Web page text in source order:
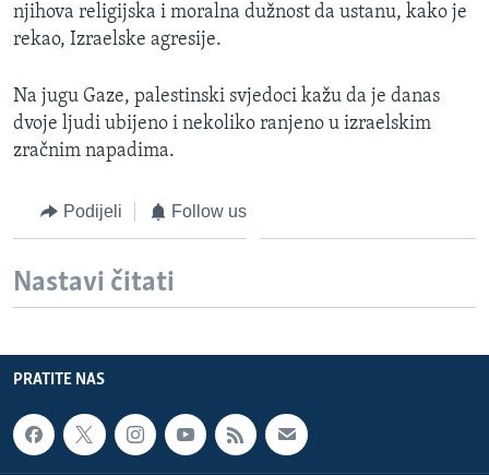
njihova religijska i moralna dužnost da ustanu, kako je
rekao, Izraelske agresije.
Na jugu Gaze, palestinski svjedoci kažu da je danas
dvoje ljudi ubijeno i nekoliko ranjeno u izraelskim
zračnim napadima.
Podijeli Follow us
Nastavi čitati
PRATITE NAS